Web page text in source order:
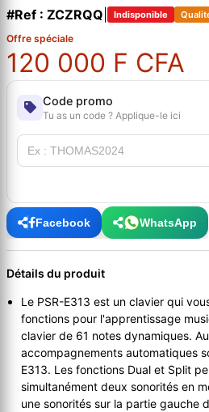
#Ref : ZCZRQQ Indisponible
Offre spéciale
120 000 F CFA
Code promo
Tu as un code ? Applique-le ici
Facebook WhatsApp
Détails du produit
Le PSR-E313 est un clavier qui
fonctions pour l'apprentissage
clavier de 61 notes dynamiques.
accompagnements automatiques
E313. Les fonctions Dual et Split
simultanément deux sonorités en
une sonorités sur la partie gauche